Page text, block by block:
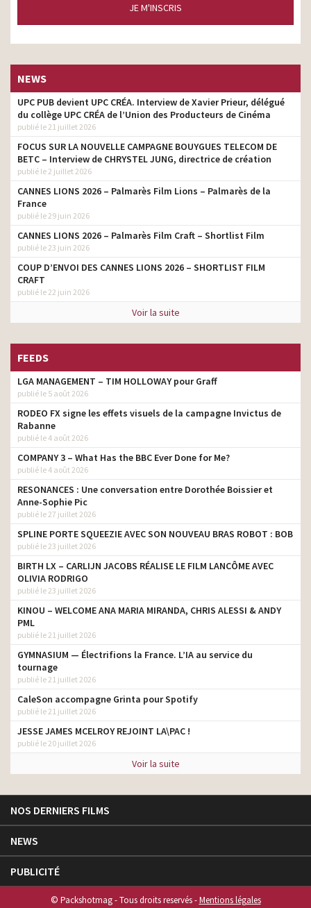
JE M'INSCRIS
NEWS
UPC PUB devient UPC CRÉA. Interview de Xavier Prieur, délégué
du collège UPC CRÉA de l’Union des Producteurs de Cinéma
publié le 21 juillet 2026
FOCUS SUR LA NOUVELLE CAMPAGNE BOUYGUES TELECOM DE
BETC – Interview de CHRYSTEL JUNG, directrice de création
publié le 2 juillet 2026
CANNES LIONS 2026 – Palmarès Film Lions – Palmarès de la
France
publié le 29 juin 2026
CANNES LIONS 2026 – Palmarès Film Craft – Shortlist Film
publié le 23 juin 2026
COUP D’ENVOI DES CANNES LIONS 2026 – SHORTLIST FILM
CRAFT
publié le 22 juin 2026
Voir la suite
FEEDS
LGA MANAGEMENT – TIM HOLLOWAY pour Graff
publié le 5 août 2026
RODEO FX signe les effets visuels de la campagne Invictus de
Rabanne
publié le 4 août 2026
COMPANY 3 – What Has the BBC Ever Done for Me?
publié le 4 août 2026
RESONANCES : Une conversation entre Dorothée Boissier et
Anne-Sophie Pic
publié le 27 juillet 2026
SPLINE PORTE SQUEEZIE AVEC SON NOUVEAU BRAS ROBOT : BOB
publié le 23 juillet 2026
BIRTH LX – CARLIJN JACOBS RÉALISE LE FILM LANCÔME AVEC
OLIVIA RODRIGO
publié le 23 juillet 2026
KINOU – WELCOME ANA MARIA MIRANDA, CHRIS ALESSI & ANDY
PML
publié le 21 juillet 2026
GYMNASIUM — Électrifions la France. L’IA au service du
tournage
publié le 21 juillet 2026
CaleSon accompagne Grinta pour Spotify
publié le 21 juillet 2026
JESSE JAMES MCELROY REJOINT LA\PAC !
publié le 20 juillet 2026
Voir la suite
NOS DERNIERS FILMS
NEWS
PUBLICITÉ
© Packshotmag - Tous droits reservés -Mentions légales